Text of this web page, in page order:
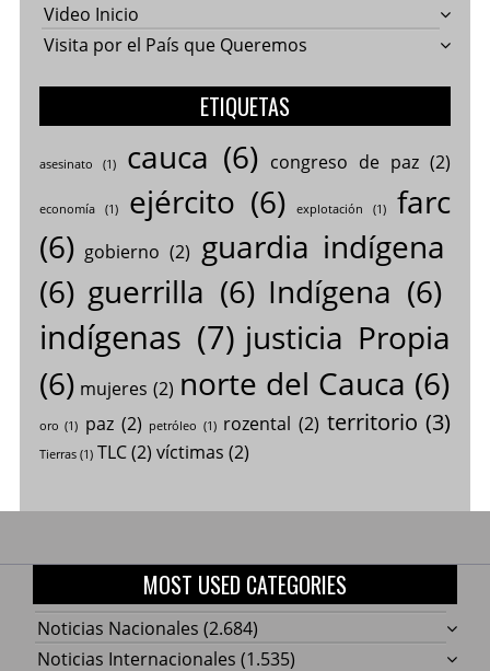
Video Inicio
Visita por el País que Queremos
ETIQUETAS
asesinato (1) cauca (6) congreso de paz(2)
economía(1) ejército (6) explotación (1)
farc
(6) gobierno (2) guardia indígena
(6) guerrilla (6) Indígena (6)
indígenas (7) justicia Propia
(6) mujeres (2) norte del Cauca (6)
oro (1) paz (2) petróleo (1) rozental (2) territorio (3)
Tierras(1) TLC(2) víctimas (2)
MOST USED CATEGORIES
Noticias Nacionales (2.684)
Noticias Internacionales (1.535)